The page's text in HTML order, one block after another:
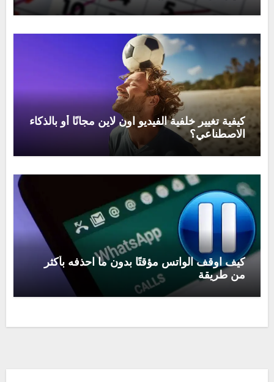
كيفية تغيير خلفية الفيديو اون لاين مجانًا أو بالذكاء
الاصطناعي؟
كيف اوقف الواتس مؤقتًا بدون ما احذفه بأكثر
من طريقة